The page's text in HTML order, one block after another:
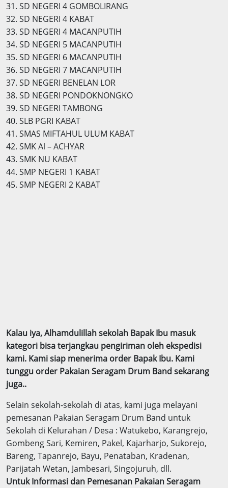
31. SD NEGERI 4 GOMBOLIRANG
32. SD NEGERI 4 KABAT
33. SD NEGERI 4 MACANPUTIH
34. SD NEGERI 5 MACANPUTIH
35. SD NEGERI 6 MACANPUTIH
36. SD NEGERI 7 MACANPUTIH
37. SD NEGERI BENELAN LOR
38. SD NEGERI PONDOKNONGKO
39. SD NEGERI TAMBONG
40. SLB PGRI KABAT
41. SMAS MIFTAHUL ULUM KABAT
42. SMK Al – ACHYAR
43. SMK NU KABAT
44. SMP NEGERI 1 KABAT
45. SMP NEGERI 2 KABAT
Kalau iya, Alhamdulillah sekolah Bapak Ibu masuk
kategori bisa terjangkau pengiriman oleh ekspedisi
kami. Kami siap menerima order Bapak Ibu. Kami
tunggu order Pakaian Seragam Drum Band sekarang
juga..
Selain sekolah-sekolah di atas, kami juga melayani
pemesanan Pakaian Seragam Drum Band untuk
Sekolah di Kelurahan / Desa : Watukebo, Karangrejo,
Gombeng Sari, Kemiren, Pakel, Kajarharjo, Sukorejo,
Bareng, Tapanrejo, Bayu, Penataban, Kradenan,
Parijatah Wetan, Jambesari, Singojuruh, dll.
Untuk Informasi dan Pemesanan Pakaian Seragam